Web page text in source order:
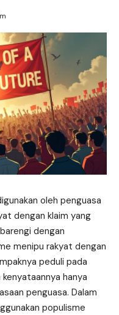
oleh penguasa
dengan klaim yang
dengan
menipu rakyat dengan
peduli pada
hanya
penguasa. Dalam
populisme